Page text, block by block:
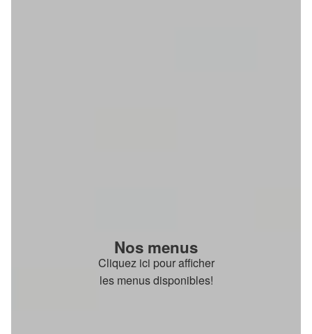
Nos menus
Cliquez ici pour afficher
les menus disponibles!